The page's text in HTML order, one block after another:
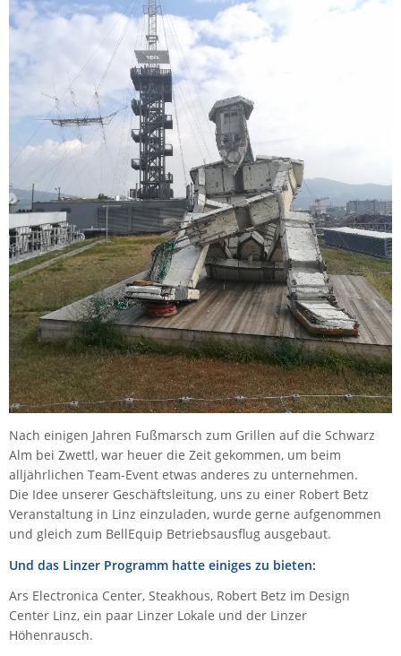
IEC Lock
Ihse
Kerlink
Kramer Electronics
KVM TEC
Legrand
LigoWave
Milesight
Moxa
Netio
Panorama Antennas
PatchSee
Power Kingdom
Poynting
Riello UPS
Server Technology
Siretta
SIRIO Antenne
Sunbird
Tactical Software
TEKTELIC
Nach einigen Jahren Fußmarsch zum Grillen auf die Schwarz
Alm bei Zwettl, war heuer die Zeit gekommen, um beim
alljährlichen Team-Event etwas anderes zu unternehmen.
Die Idee unserer Geschäftsleitung, uns zu einer Robert Betz
Veranstaltung in Linz einzuladen, wurde gerne aufgenommen
und gleich zum BellEquip Betriebsausflug ausgebaut.
Und das Linzer Programm hatte einiges zu bieten:
Ars Electronica Center, Steakhous, Robert Betz im Design
Center Linz, ein paar Linzer Lokale und der Linzer
Höhenrausch.